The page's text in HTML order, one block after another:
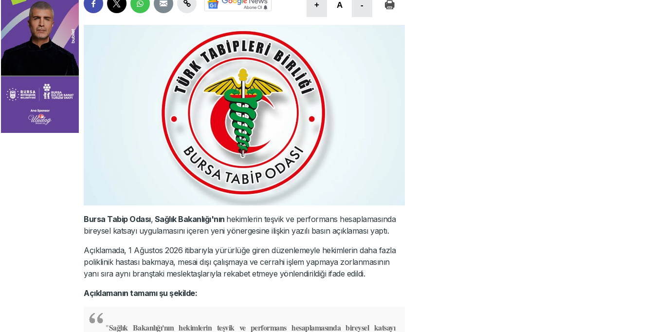
+ A -
Bursa Tabip Odası, Sağlık Bakanlığı'nın hekimlerin teşvik ve performans hesaplamasında
bireysel katsayı uygulamasını içeren yeni yönergesine ilişkin yazılı basın açıklaması yaptı.
Açıklamada, 1 Ağustos 2026 itibarıyla yürürlüğe giren düzenlemeyle hekimlerin daha fazla
poliklinik hastası bakmaya, mesai dışı çalışmaya ve cerrahi işlem yapmaya zorlanmasının
yanı sıra aynı branştaki meslektaşlarıyla rekabet etmeye yönlendirildiği ifade edildi.
Açıklamanın tamamı şu şekilde:
"Sağlık Bakanlığı'nın hekimlerin teşvik ve performans hesaplamasında bireysel katsayı